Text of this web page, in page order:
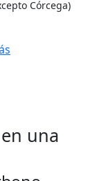
Córcega)
una